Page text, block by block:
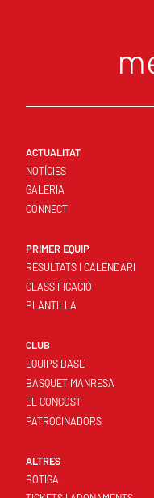
ACTUALITAT
NOTÍCIES
GALERIA
CONNECT
PRIMER EQUIP
RESULTATS I CALENDARI
CLASSIFICACIÓ
PLANTILLA
CLUB
EQUIPS BASE
BÀSQUET MANRESA
EL CONGOST
PATROCINADORS
ALTRES
BOTIGA